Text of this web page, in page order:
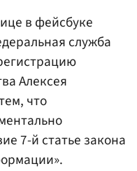
в фейсбуке
служба
Алексея
что
7-й статье закона